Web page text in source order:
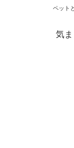
ペット
気